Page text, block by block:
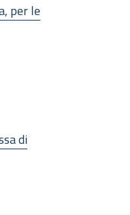
per le
di